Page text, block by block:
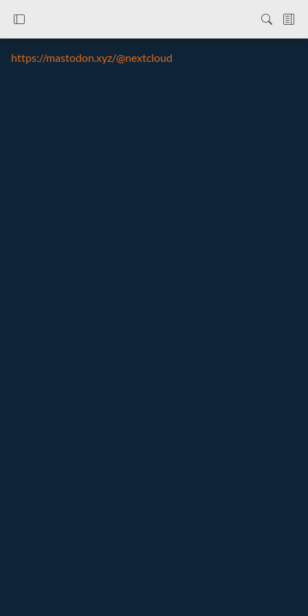
https://mastodon.xyz/@nextcloud